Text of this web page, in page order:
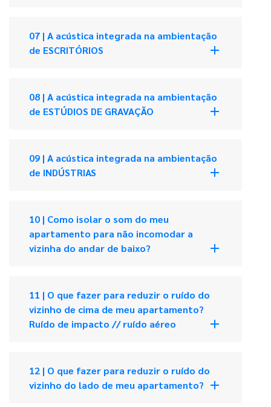
07 | A acústica integrada na ambientação
de ESCRITÓRIOS
add
08 | A acústica integrada na ambientação
de ESTÚDIOS DE GRAVAÇÃO
add
09 | A acústica integrada na ambientação
de INDÚSTRIAS
add
10 | Como isolar o som do meu
apartamento para não incomodar a
vizinha do andar de baixo?
add
11 | O que fazer para reduzir o ruído do
vizinho de cima de meu apartamento?
Ruído de impacto // ruído aéreo
add
12 | O que fazer para reduzir o ruído do
vizinho do lado de meu apartamento? add